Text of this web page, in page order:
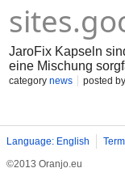
JaroFix Kapseln
eine Mischung
schließen und den
category news posted by
Language: English
©2013 Oranjo.eu